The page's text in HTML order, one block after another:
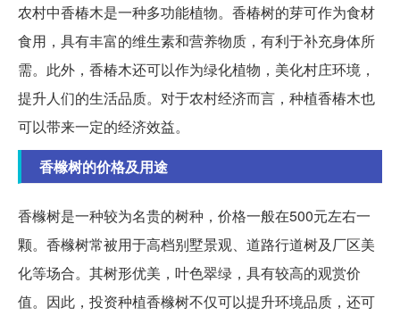
农村中香椿木是一种多功能植物。香椿树的芽可作为食材
食用，具有丰富的维生素和营养物质，有利于补充身体所
需。此外，香椿木还可以作为绿化植物，美化村庄环境，
提升人们的生活品质。对于农村经济而言，种植香椿木也
可以带来一定的经济效益。
香橼树的价格及用途
香橼树是一种较为名贵的树种，价格一般在500元左右一
颗。香橼树常被用于高档别墅景观、道路行道树及厂区美
化等场合。其树形优美，叶色翠绿，具有较高的观赏价
值。因此，投资种植香橼树不仅可以提升环境品质，还可